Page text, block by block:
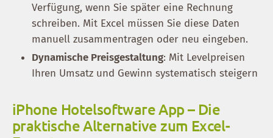
Verfügung, wenn Sie später eine Rechnung
schreiben. Mit Excel müssen Sie diese Daten
manuell zusammentragen oder neu eingeben.
Dynamische Preisgestaltung: Mit Levelpreisen
Ihren Umsatz und Gewinn systematisch steigern
iPhone Hotelsoftware App – Die
praktische Alternative zum Excel-